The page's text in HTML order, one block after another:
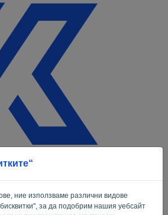
ние използваме различни видове
за да подобрим нашия уебсайт